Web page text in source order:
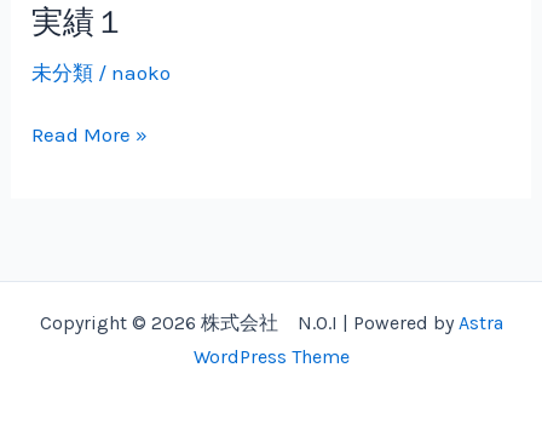
実績１
未分類 / naoko
実
１
Read More »
Copyright © 2026 株式会社 N.O.I | Powered byAstra
WordPress Theme